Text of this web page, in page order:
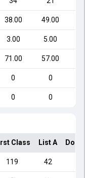
38.00 49.00
3.00 5.00
71.00 57.00
0 0
0 0
Class List A
119 42